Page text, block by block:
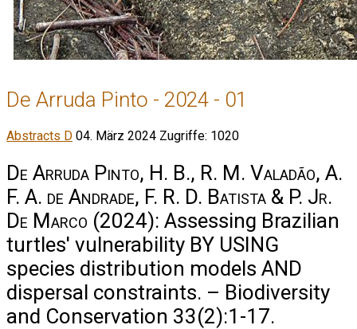
De Arruda Pinto - 2024 - 01
Abstracts D 04. März 2024 Zugriffe: 1020
De Arruda Pinto, H. B., R. M. Valadão, A.
F. A. de Andrade, F. R. D. Batista & P. Jr.
De Marco (2024): Assessing Brazilian
turtles' vulnerability BY USING
species distribution models AND
dispersal constraints. – Biodiversity
and Conservation 33(2):1-17.